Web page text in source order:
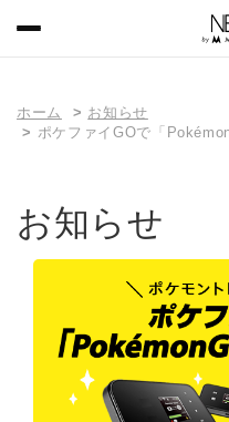
ホーム
お知らせ
ポケファイGOで「
お知らせ